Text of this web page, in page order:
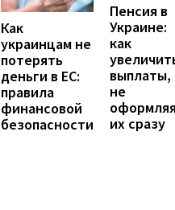
Как
украинцам не
потерять
деньги в ЕС:
правила
финансовой
безопасности
Пенсия в
Украине:
как
выплаты,
не
их сразу